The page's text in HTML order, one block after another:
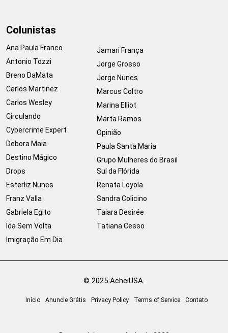
Colunistas
Ana Paula Franco
Antonio Tozzi
Breno DaMata
Carlos Martinez
Carlos Wesley
Circulando
Cybercrime Expert
Debora Maia
Destino Mágico
Drops
Esterliz Nunes
Franz Valla
Gabriela Egito
Ida Sem Volta
Imigração Em Dia
Jamari França
Jorge Grosso
Jorge Nunes
Marcus Coltro
Marina Elliot
Marta Ramos
Opinião
Paula Santa Maria
Grupo Mulheres do Brasil
Sul da Flórida
Renata Loyola
Sandra Colicino
Taiara Desirée
Tatiana Cesso
© 2025 AcheiUSA.
Início Anuncie Grátis Privacy Policy Terms of Service Contato